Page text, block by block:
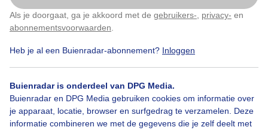
Als je doorgaat, ga je akkoord met de gebruikers- privacy- en
abonnementsvoorwaarden
Heb je al een Buienradar-abonnement? Inloggen
Buienradar is onderdeel van DPG Media.
Buienradar en DPG Media gebruiken cookies om informatie over
je apparaat, locatie, browser en surfgedrag te verzamelen. Deze
informatie combineren we met de gegevens die je zelf deelt met
Camping Campingweer Zomer
Bekijk slideshow
Klik hierom dit aan te passen